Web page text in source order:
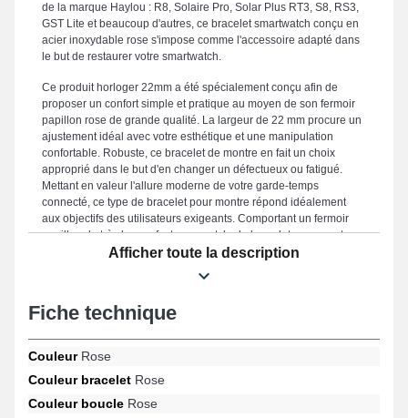
de la marque Haylou : R8, Solaire Pro, Solar Plus RT3, S8, RS3,
GST Lite et beaucoup d'autres, ce bracelet smartwatch conçu en
acier inoxydable rose s'impose comme l'accessoire adapté dans
le but de restaurer votre smartwatch.
Ce produit horloger 22mm a été spécialement conçu afin de
proposer un confort simple et pratique au moyen de son fermoir
papillon rose de grande qualité. La largeur de 22 mm procure un
ajustement idéal avec votre esthétique et une manipulation
confortable. Robuste, ce bracelet de montre en fait un choix
approprié dans le but d'en changer un défectueux ou fatigué.
Mettant en valeur l'allure moderne de votre garde-temps
connecté, ce type de bracelet pour montre répond idéalement
aux objectifs des utilisateurs exigeants. Comportant un fermoir
papillon de très bonne facture, ce style de bracelet pour montre
connectée est s'adapte parfaitement avec le format de GST, R8,
Haylou, cet article horloger associe ergonomie exemplaire et
Afficher toute la description
Fiche technique
CouleurRose
Couleur bracelet Rose
Couleur boucle Rose